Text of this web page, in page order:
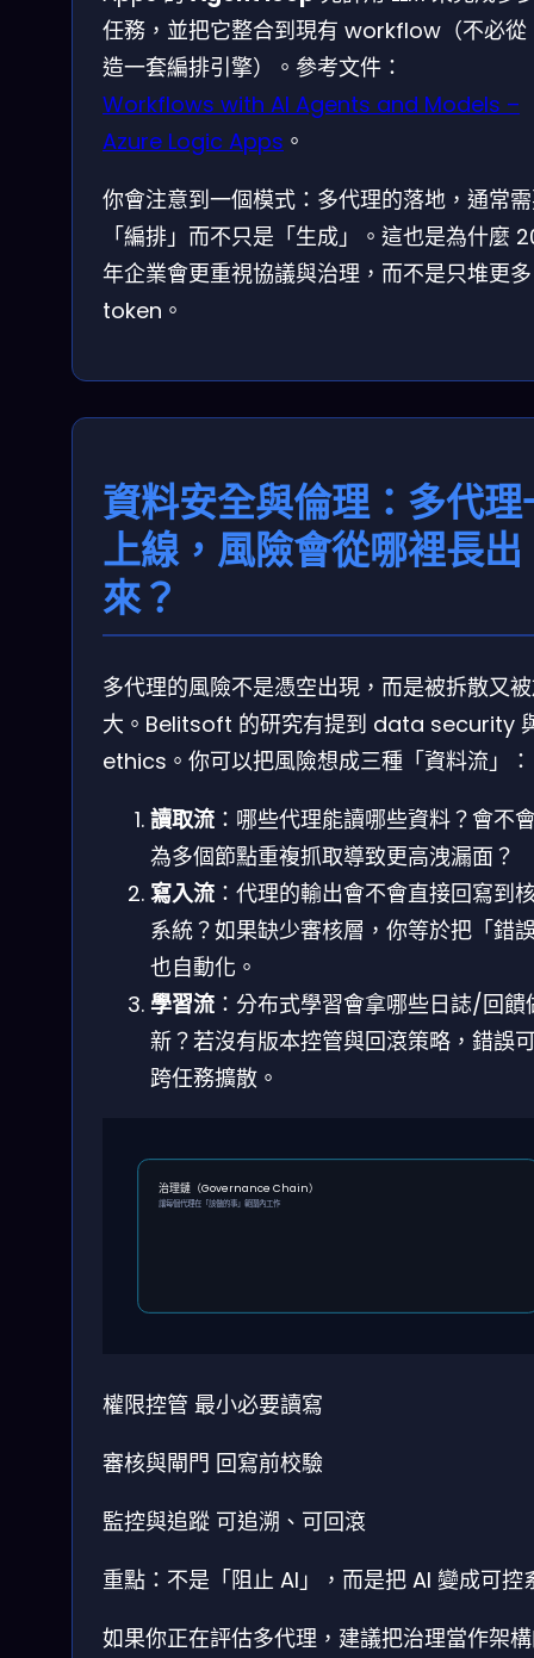
任務，並把它整合到現有 workflow（不必從
造一套編排引擎）。參考文件：
Workflows with AI Agents and Models –
Azure Logic Apps 。
你會注意到一個模式：多代理的落地，通常
「編排」而不只是「生成」。這也是為什麼
年企業會更重視協議與治理，而不是只堆更多
token。
資料安全與倫理：多代理
上線，風險會從哪裡長出
來？
多代理的風險不是憑空出現，而是被拆散又
大。Belitsoft 的研究有提到 data security
ethics。你可以把風險想成三種「資料流」：
讀取流 ：哪些代理能讀哪些資料？會不
為多個節點重複抓取導致更高洩漏面？
寫入流 ：代理的輸出會不會直接回寫到
系統？如果缺少審核層，你等於把「錯
也自動化。
學習流 ：分布式學習會拿哪些日誌/回饋
新？若沒有版本控管與回滾策略，錯誤
跨任務擴散。
治理鏈（Governance Chain）
讓每個代理在「該做的事」範圍內工作
權限控管 最小必要讀寫
審核與閘門 回寫前校驗
監控與追蹤 可追溯、可回滾
重點：不是「阻止 AI」，而是把 AI 變成可控
如果你正在評估多代理，建議把治理當作架